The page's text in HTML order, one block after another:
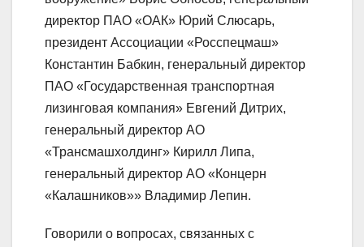
директор ПАО «ОАК» Юрий Слюсарь,
президент Ассоциации «Росспецмаш»
Константин Бабкин, генеральный директор
ПАО «Государственная транспортная
лизинговая компания» Евгений Дитрих,
генеральный директор АО
«Трансмашхолдинг» Кирилл Липа,
генеральный директор АО «Концерн
«Калашников»» Владимир Лепин.
Говорили о вопросах, связанных с